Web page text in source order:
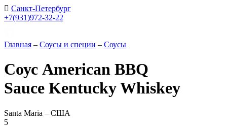
Санкт-Петербург
+7(931)972-32-22
Главная – Соусы и специи – Соусы
Соус American BBQ
Sauce Kentucky Whiskey
Santa Maria – США
5